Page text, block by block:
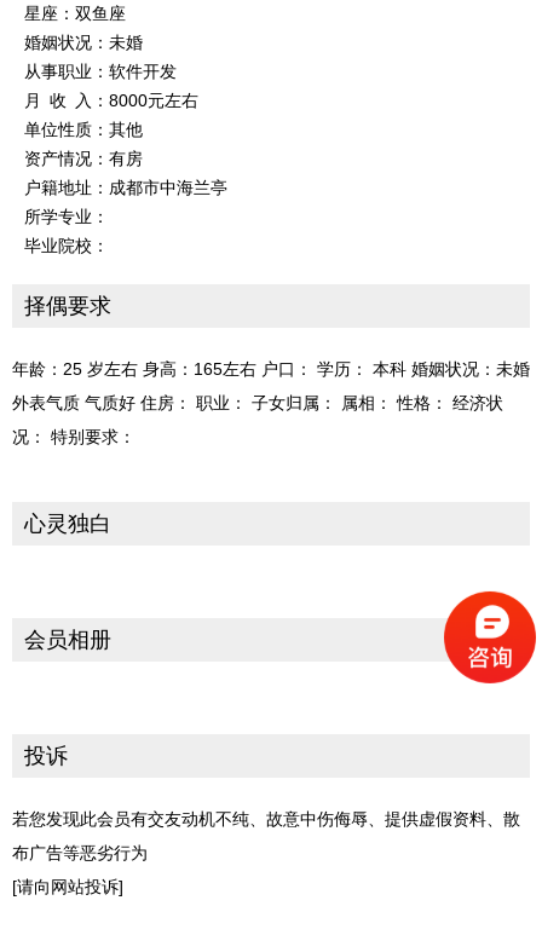
星座：双鱼座
婚姻状况：未婚
从事职业：软件开发
月 收 入：8000元左右
单位性质：其他
资产情况：有房
户籍地址：成都市中海兰亭
所学专业：
毕业院校：
择偶要求
年龄：25 岁左右 身高：165左右 户口： 学历： 本科 婚姻状况：未婚
外表气质 气质好 住房： 职业： 子女归属： 属相： 性格： 经济状
况： 特别要求：
心灵独白
会员相册
投诉
若您发现此会员有交友动机不纯、故意中伤侮辱、提供虚假资料、散
布广告等恶劣行为
[请向网站投诉]